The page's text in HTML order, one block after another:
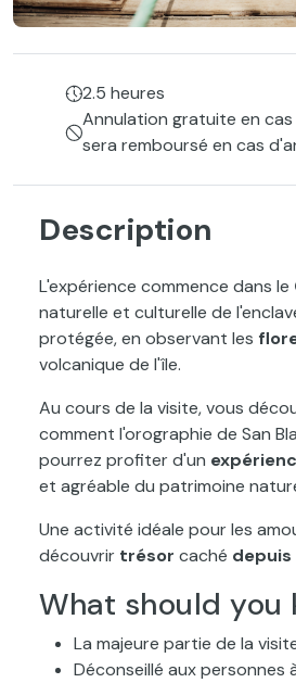
2.5 heures
Annulation gratuite en
sera remboursé en cas
Description
L'expérience commence dans le
naturelle et culturelle de
protégée, en observant les
volcanique de l'île.
Au cours de la visite, vous
comment l'orographie de San
pourrez profiter d'un
et agréable du patrimoine
Une activité idéale pour les
découvrir trésor caché
What should you
La majeure partie de la
Déconseillé aux personnes